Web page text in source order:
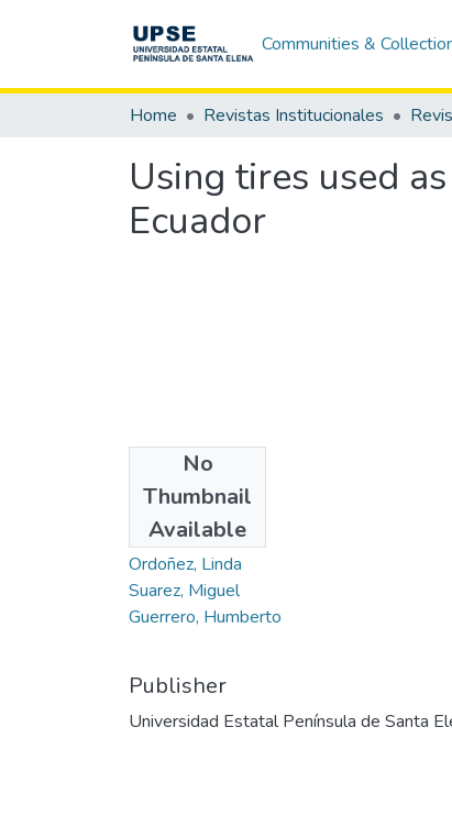
Communities &
Home Revistas Institucionales
Using tires used
Ecuador
No
Thumbnail
Available
Authors
Saltos, Armando
Garcés, Juan
Ordoñez, Linda
Suarez, Miguel
Guerrero, Humberto
Publisher
Universidad Estatal Península de Santa